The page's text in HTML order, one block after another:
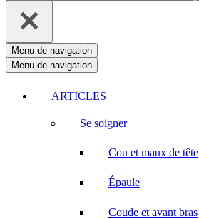
Menu de navigation
Menu de navigation
ARTICLES
Se soigner
Cou et maux de tête
Épaule
Coude et avant bras